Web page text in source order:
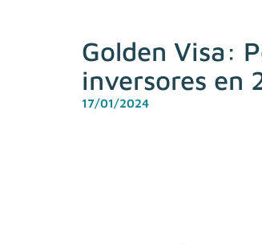
Golden Visa:
inversores en
17/01/2024